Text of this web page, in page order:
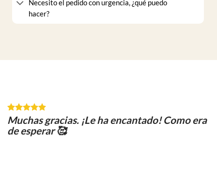
Necesito el pedido con urgencia, ¿qué puedo
hacer?
Muchas gracias. ¡Le ha encantado! Como era
de esperar 🥰